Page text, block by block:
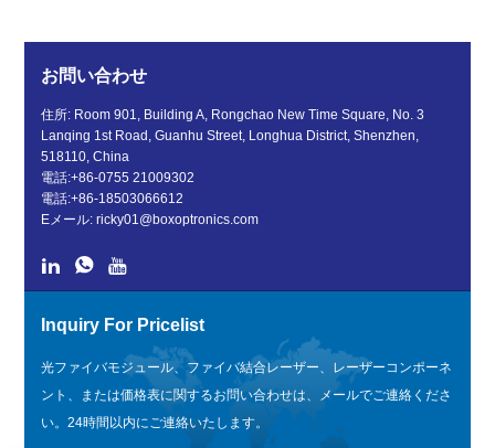
お問い合わせ
住所: Room 901, Building A, Rongchao New Time Square, No. 3
Lanqing 1st Road, Guanhu Street, Longhua District, Shenzhen,
518110, China
電話:+86-0755 21009302
電話:+86-18503066612
Eメール:ricky01@boxoptronics.com
Inquiry For Pricelist
光ファイバモジュール、ファイバ結合レーザー、レーザーコンポーネ
ント、または価格表に関するお問い合わせは、メールでご連絡くださ
い。24時間以内にご連絡いたします。